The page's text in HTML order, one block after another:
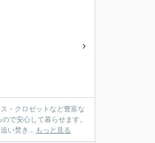
・クロゼットなど豊富な
で安心して暮らせます。
い焚き... もっと見る